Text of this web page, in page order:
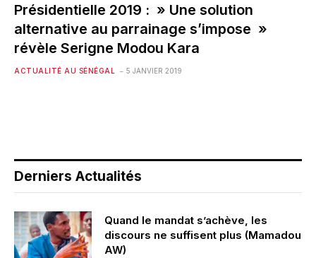
Présidentielle 2019 : » Une solution
alternative au parrainage s’impose »
révèle Serigne Modou Kara
ACTUALITÉ AU SÉNÉGAL 5 JANVIER 2019
Derniers Actualités
Quand le mandat s’achève, les
discours ne suffisent plus (Mamadou
AW)